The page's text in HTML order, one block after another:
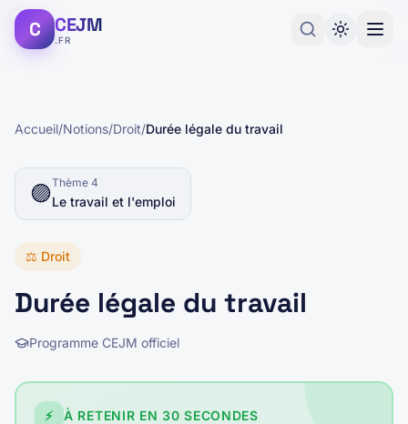
C CEJM
.FR
Accueil/Notions/Droit/Durée légale du travail
🟣Thème 4
Le travail et l'emploi
⚖️ Droit
Durée légale du travail
Programme CEJM officiel
⚡ À RETENIR EN 30 SECONDES